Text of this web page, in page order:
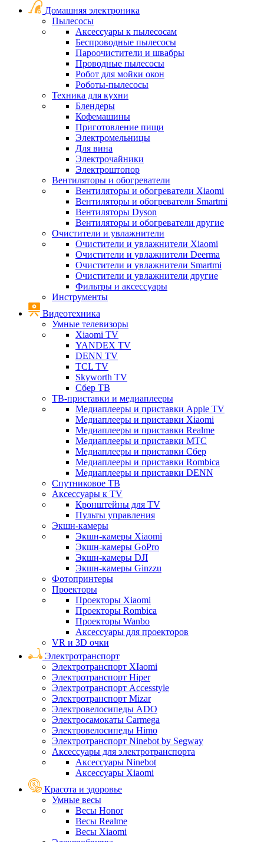
Домашняя электроника
Пылесосы
Аксессуары к пылесосам
Беспроводные пылесосы
Пароочистители и швабры
Проводные пылесосы
Робот для мойки окон
Роботы-пылесосы
Техника для кухни
Блендеры
Кофемашины
Приготовление пищи
Электромельницы
Для вина
Электрочайники
Электроштопор
Вентиляторы и обогреватели
Вентиляторы и обогреватели Xiaomi
Вентиляторы и обогреватели Smartmi
Вентиляторы Dyson
Вентиляторы и обогреватели другие
Очистители и увлажнители
Очистители и увлажнители Xiaomi
Очистители и увлажнители Deerma
Очистители и увлажнители Smartmi
Очистители и увлажнители другие
Фильтры и аксессуары
Инструменты
Видеотехника
Умные телевизоры
Xiaomi TV
YANDEX TV
DENN TV
TCL TV
Skyworth TV
Сбер ТВ
ТВ-приставки и медиаплееры
Медиаплееры и приставки Apple TV
Медиаплееры и приставки Xiaomi
Медиаплееры и приставки Realme
Медиаплееры и приставки МТС
Медиаплееры и приставки Сбер
Медиаплееры и приставки Rombica
Медиаплееры и приставки DENN
Спутниковое ТВ
Аксессуары к TV
Кронштейны для TV
Пульты управления
Экшн-камеры
Экшн-камеры Xiaomi
Экшн-камеры GoPro
Экшн-камеры DJI
Экшн-камеры Ginzzu
Фотопринтеры
Проекторы
Проекторы Xiaomi
Проекторы Rombica
Проекторы Wanbo
Аксессуары для проекторов
VR и 3D очки
Электротранспорт
Электротранспорт XIaomi
Электротранспорт Hiper
Электротранспорт Accesstyle
Электротранспорт Mizar
Электровелосипеды ADO
Электросамокаты Carmega
Электровелосипеды Himo
Электротранспорт Ninebot by Segway
Аксессуары для электротранспорта
Аксессуары Ninebot
Аксессуары Xiaomi
Красота и здоровье
Умные весы
Весы Honor
Весы Realme
Весы Xiaomi